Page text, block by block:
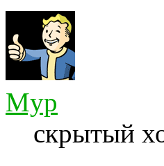
Myp
скрытый